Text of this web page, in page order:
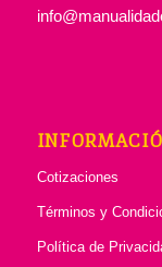
Cotizaciones
Términos y
Política de